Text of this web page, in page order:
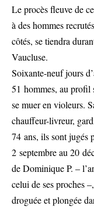
Le procès fleuve de
à des hommes
côtés, se tiendra
Vaucluse.
Soixante-neuf jours
51 hommes, au profil
se muer en violeurs.
chauffeur-livreur,
74 ans, ils sont jugés
2 septembre au 20
de Dominique P. –
celui de ses proches
droguée et plongée